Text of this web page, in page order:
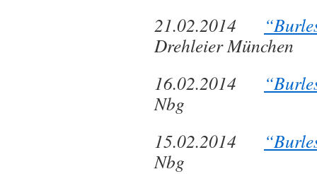
21.02.2014
Drehleier München
16.02.2014
Nbg
15.02.2014
Nbg